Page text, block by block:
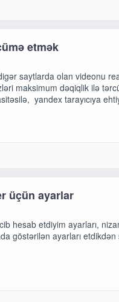
etmək
saytlarda olan videonu
maksimum dəqiqlik ilə
yandex tarayıcıya
üçün ayarlar
hesab etdiyim ayarları,
göstərilən ayarları